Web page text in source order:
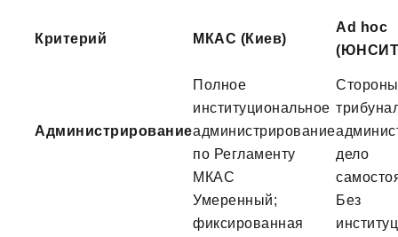
Критерий МКАС (Киев)
Ad hoc
Администрирование
Полное
институциональное
администрирование
по Регламенту
МКАС
дело
Умеренный;
фиксированная
Без